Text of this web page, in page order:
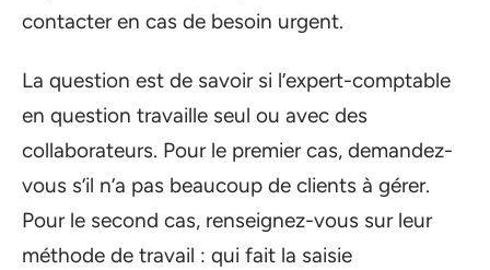
contacter en cas de besoin urgent.
La question est de savoir si l’expert-comptable
en question travaille seul ou avec des
collaborateurs. Pour le premier cas, demandez-
vous s’il n’a pas beaucoup de clients à gérer.
Pour le second cas, renseignez-vous sur leur
méthode de travail : qui fait la saisie